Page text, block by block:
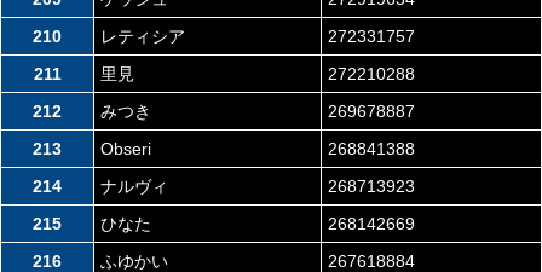
210
レティシア
272331757
211
里見
272210288
212
みつき
269678887
213
Obseri
268841388
214
ナルヴィ
268713923
215
ひなた
268142669
216
ふゆかい
267618884